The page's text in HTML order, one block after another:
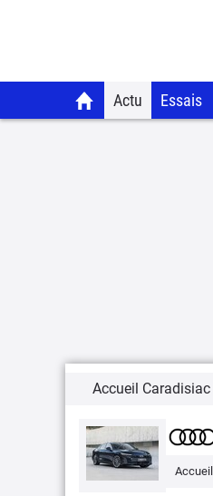
Actu Essais
Accueil Caradisiac
Accueil